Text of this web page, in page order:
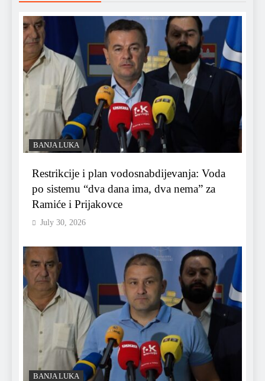
BANJA LUKA
Restrikcije i plan vodosnabdijevanja: Voda
po sistemu “dva dana ima, dva nema” za
Ramiće i Prijakovce
July 30, 2026
BANJA LUKA